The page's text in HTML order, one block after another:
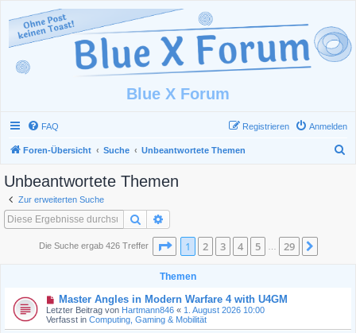
Blue X Forum
FAQ Anmelden
Registrieren
Foren-Übersicht Suche Unbeantwortete Themen
Unbeantwortete Themen
Zur erweiterten Suche
Suche
Die Suche ergab 426 Treffer Seite 1von 29
1 2 3 4 5 29
Themen
N
e
u
e
Master Angles in Modern Warfare 4 with U4GM
Letzter Beitrag von Hartmann846 « 1. August 2026 10:00
Verfasst in Computing, Gaming & Mobilität